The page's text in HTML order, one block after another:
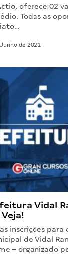
oferece 02
Todas as
de 2021
Vidal
inscrições para
de Vidal
– organizado